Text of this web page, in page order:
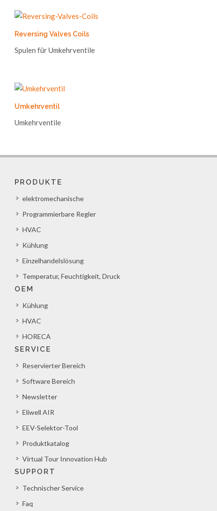
Reversing Valves Coils
Spulen für Umkehrventile
Umkehrventil
Umkehrventile
PRODUKTE
elektromechanische
Programmierbare Regler
HVAC
Kühlung
Einzelhandelslösung
Temperatur, Feuchtigkeit, Druck
OEM
Kühlung
HVAC
HORECA
SERVICE
Reservierter Bereich
Software Bereich
Newsletter
Eliwell AIR
EEV-Selektor-Tool
Produktkatalog
Virtual Tour Innovation Hub
SUPPORT
Technischer Service
Faq